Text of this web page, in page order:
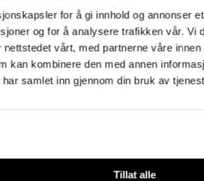
for å gi innhold og annonser
og for å analysere trafikken vår. Vi
nettstedet vårt, med partnerne våre
kan kombinere den med annen
samlet inn gjennom din bruk av
Tillat alle
Oslo
50 00